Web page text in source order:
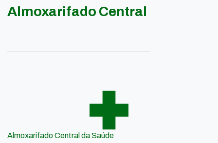
Almoxarifado Central
Almoxarifado Central da Saúde